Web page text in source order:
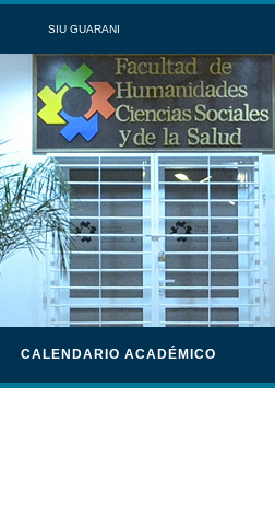
SIU GUARANI
CALENDARIO ACADÉMICO